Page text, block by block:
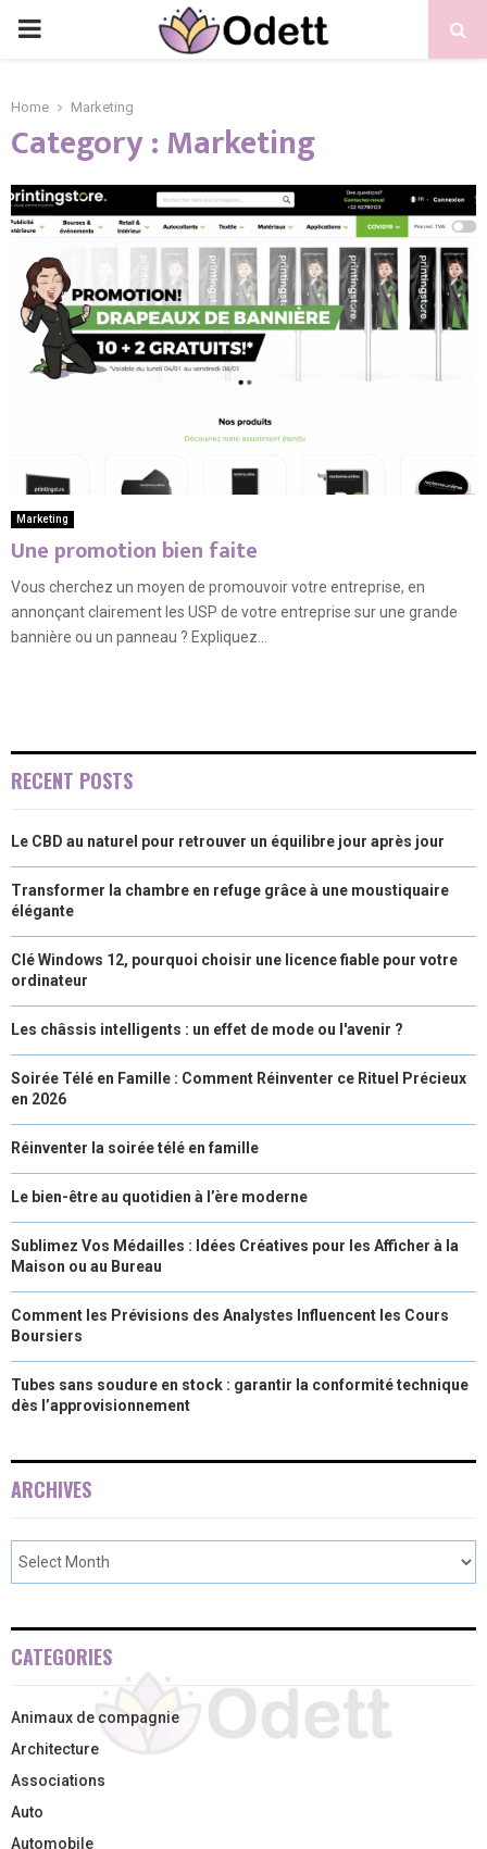
PRIMARY
Home Marketing
Category : Marketing
Marketing
Une promotion bien faite
Vous cherchez un moyen de promouvoir votre entreprise, en
annonçant clairement les USP de votre entreprise sur une grande
bannière ou un panneau ? Expliquez...
RECENT POSTS
Le CBD au naturel pour retrouver un équilibre jour après jour
Transformer la chambre en refuge grâce à une moustiquaire
élégante
Clé Windows 12, pourquoi choisir une licence fiable pour votre
ordinateur
Les châssis intelligents : un effet de mode ou l'avenir ?
Soirée Télé en Famille : Comment Réinventer ce Rituel Précieux
en 2026
Réinventer la soirée télé en famille
Le bien-être au quotidien à l’ère moderne
Sublimez Vos Médailles : Idées Créatives pour les Afficher à la
Maison ou au Bureau
Comment les Prévisions des Analystes Influencent les Cours
Boursiers
Tubes sans soudure en stock : garantir la conformité technique
dès l’approvisionnement
ARCHIVES
CATEGORIES
Animaux de compagnie
Architecture
Associations
Auto
Automobile